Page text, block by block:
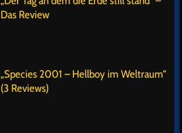
Das Review
„Species 2001 – Hellboy im Weltraum“
(3 Reviews)